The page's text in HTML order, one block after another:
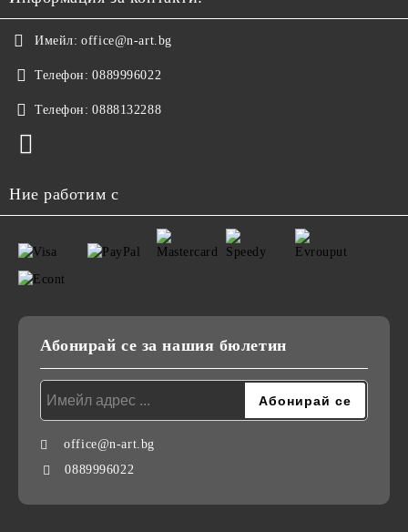
Имейл: office@n-art.bg
Телефон: 0889996022
Телефон: 0888132288
Ние работим с
Абонирай се за нашия бюлетин
office@n-art.bg
0889996022